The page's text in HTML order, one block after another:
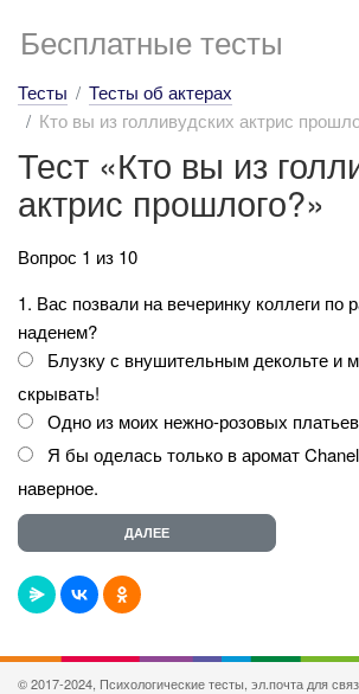
Бесплатные тесты
Тесты
Тесты об актерах
Кто вы из голливудских актрис
Тест «Кто вы из
актрис прошлого?»
Вопрос 1 из 10
1. Вас позвали на вечеринку коллеги по
наденем?
Блузку с внушительным декольте и
скрывать!
Одно из моих нежно-розовых
Я бы оделась только в аромат
наверное.
© 2017-2024, Психологические тесты, эл.почта для